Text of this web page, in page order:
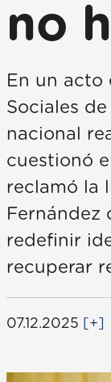
no
En un acto
Sociales
nacional
cuestionó
reclamó la
Fernández
redefinir
recuperar
07.12.2025 [+]